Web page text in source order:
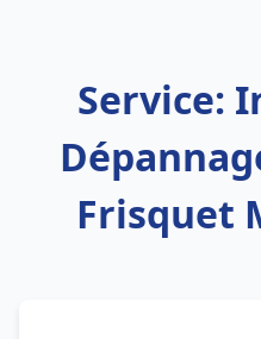
Service:
Frisquet